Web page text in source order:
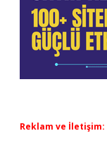
Reklam ve İletişim: